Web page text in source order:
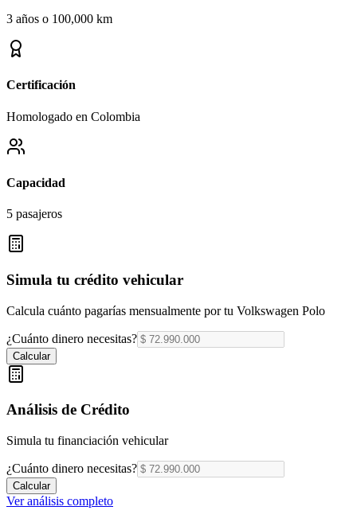
3 años o 100,000 km
Certificación
Homologado en Colombia
Capacidad
5 pasajeros
Simula tu crédito vehicular
Calcula cuánto pagarías mensualmente por tu Volkswagen Polo
¿Cuánto dinero necesitas?
Calcular
Análisis de Crédito
Simula tu financiación vehicular
¿Cuánto dinero necesitas?
Calcular
Ver análisis completo